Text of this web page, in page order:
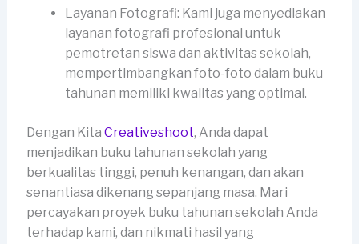
Layanan Fotografi: Kami juga menyediakan
layanan fotografi profesional untuk
pemotretan siswa dan aktivitas sekolah,
mempertimbangkan foto-foto dalam buku
tahunan memiliki kwalitas yang optimal.
Dengan Kita Creativeshoot, Anda dapat
menjadikan buku tahunan sekolah yang
berkualitas tinggi, penuh kenangan, dan akan
senantiasa dikenang sepanjang masa. Mari
percayakan proyek buku tahunan sekolah Anda
terhadap kami, dan nikmati hasil yang